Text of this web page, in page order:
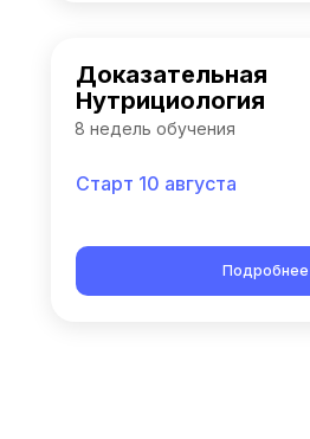
Доказательная
Нутрициология
Старт 10 августа
Подробнее
8 недель обучения